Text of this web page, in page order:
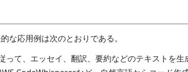
な応用例は次のとおりである。
って、エッセイ、翻訳、要約などのテキストを生